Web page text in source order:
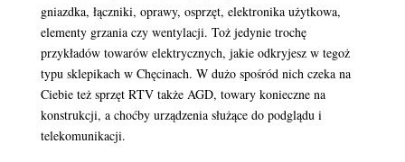
gniazdka, łączniki, oprawy, osprzęt, elektronika użytkowa,
elementy grzania czy wentylacji. Toż jedynie trochę
przykładów towarów elektrycznych, jakie odkryjesz w tegoż
typu sklepikach w Chęcinach. W dużo spośród nich czeka na
Ciebie też sprzęt RTV także AGD, towary konieczne na
konstrukcji, a choćby urządzenia służące do podglądu i
telekomunikacji.